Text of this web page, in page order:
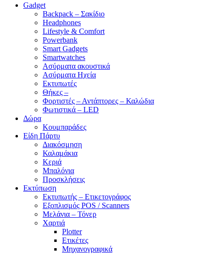
Gadget
Backpack – Σακίδιο
Headphones
Lifestyle & Comfort
Powerbank
Smart Gadgets
Smartwatches
Ασύρματα ακουστικά
Ασύρματα Ηχεία
Εκτυπωτές
Θήκες –
Φορτιστές – Αντάπτορες – Καλώδια
Φωτιστικά – LED
Δώρα
Κουμπαράδες
Είδη Πάρτυ
Διακόσμηση
Καλαμάκια
Κεριά
Μπαλόνια
Προσκλήσεις
Εκτύπωση
Εκτυπωτής – Ετικετογράφος
Εξοπλισμός POS / Scanners
Μελάνια – Τόνερ
Χαρτιά
Plotter
Ετικέτες
Μηχανογραφικά